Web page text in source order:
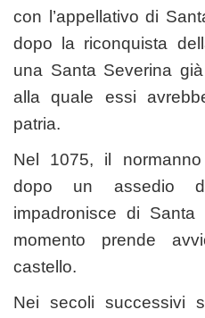
con l’appellativo di
dopo la riconquista
una Santa Severina
alla quale essi
patria.
Nel 1075, il
dopo un assedio
impadronisce di
momento prende
castello.
Nei secoli successivi